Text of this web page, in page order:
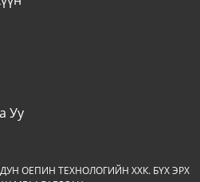
Уу
ОЕПИН ТЕХНОЛОГИЙН ХХК. БҮХ ЭРХ